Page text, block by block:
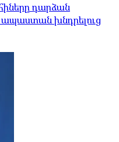
դարձան
խնդրելուց